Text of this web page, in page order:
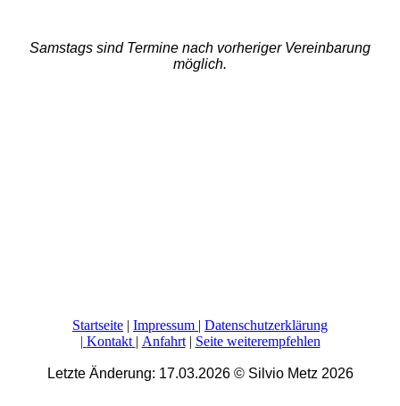
Samstags sind Termine nach vorheriger Vereinbarung
möglich.
Startseite | Impressum | Datenschutzerklärung
| Kontakt | Anfahrt| Seite weiterempfehlen
Letzte Änderung: 17.03.2026 © Silvio Metz 2026